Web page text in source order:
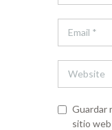
Guardar
sitio